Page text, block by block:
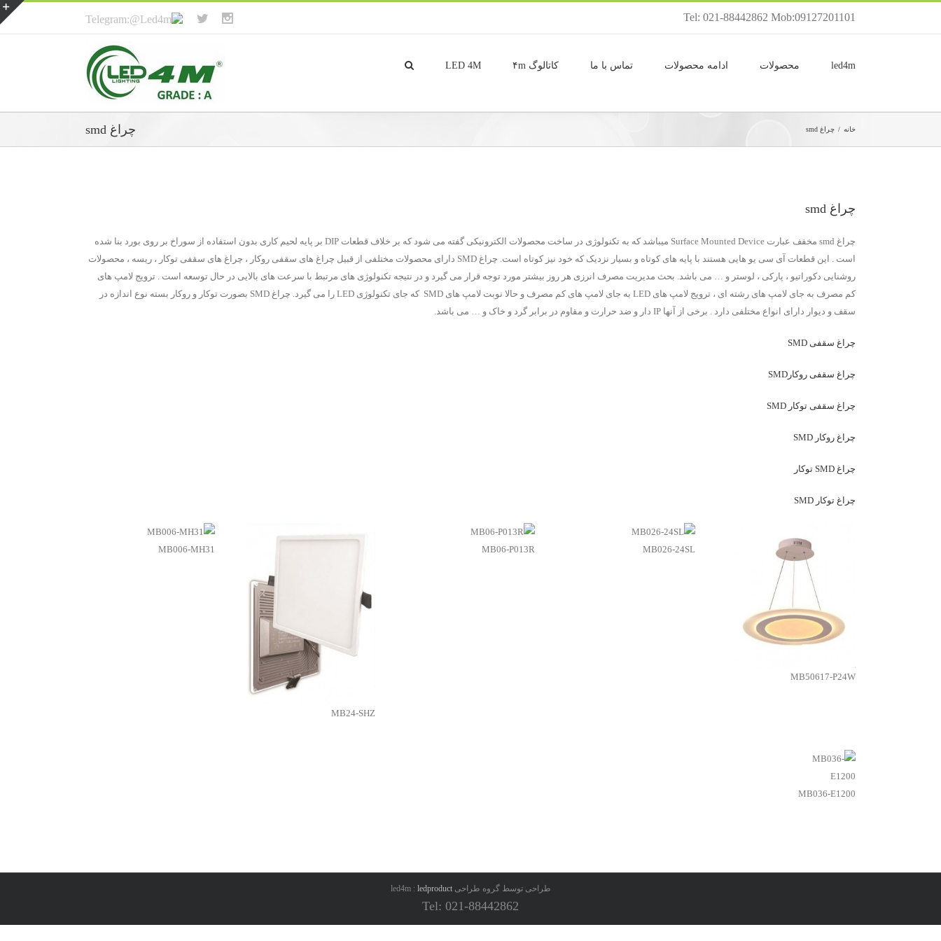
Tel: 021-88442862 Mob:09127201101
led4m محصولات ادامه محصولات تماس با ما کاتالوگ ۴m LED 4M
چراغ smd خانه / چراغ smd
چراغ smd
چراغ smd مخفف عبارت Surface Mounted Device میباشد که به تکنولوژی در ساخت محصولات الکترونیکی گفته می شود که بر خلاف قطعات DIP بر پایه لحیم کاری بدون استفاده از سوراخ بر روی بورد بنا شده
است . این قطعات آی سی یو هایی هستند با پایه های کوتاه و بسیار نزدیک که خود نیز کوتاه است. چراغ SMD دارای محصولات مختلفی از قبیل چراغ های سقفی روکار ، چراغ های سقفی توکار ، ریسه ، محصولات
روشنایی دکوراتیو ، پارکی ، لوستر و … می باشد. بحث مدیریت مصرف انرزی هر روز بیشتر مورد توجه قرار می گیرد و در نتیجه تکنولوژی های مرتبط با سرعت های بالایی در حال توسعه است . ترویج لامپ های
کم مصرف به جای لامپ های رشته ای ، ترویج لامپ های LED به جای لامپ های کم مصرف و حالا نوبت لامپ های SMD که جای تکنولوژی LED را می گیرد. چراغ SMD بصورت توکار و روکار بسته نوع اندازه در
سقف و دیوار دارای انواع مختلفی دارد . برخی از آنها IP دار و ضد حرارت و مقاوم در برابر گرد و خاک و … می باشد.
چراغ سقفی SMD
چراغ سقفی روکارSMD
چراغ سقفی توکار SMD
چراغ روکار SMD
چراغ SMD توکار
چراغ توکار SMD
MB50617-P24W
MB026-24SL
MB06-P013R
MB24-SHZ
MB006-MH31
MB036-E1200
طراحی توسط گروه طراحی led4m :ledproduct
Tel: 021-88442862